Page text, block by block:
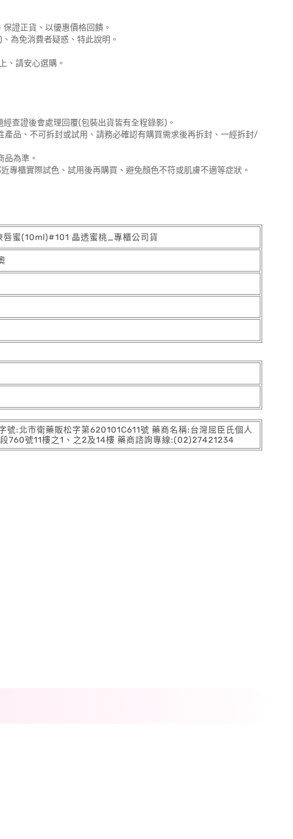
證正貨、以優惠價格回饋。
為免消費者疑惑、特此說明。
、請安心選購。
查證後會處理回覆(包裝出貨皆有全程錄影)。
品、不可拆封或試用、請務必確認有購買需求後再拆封、一經拆封/
為準。
櫃實際試色、試用後再購買、避免顏色不符或肌膚不適等症狀。
唇蜜(10ml)#101 晶透蜜桃_專櫃公司貨
:北市衛藥販松字第620101C611號 藥商名稱:台灣屈臣氏個人
760號11樓之1、之2及14樓 藥商諮詢專線:(02)27421234